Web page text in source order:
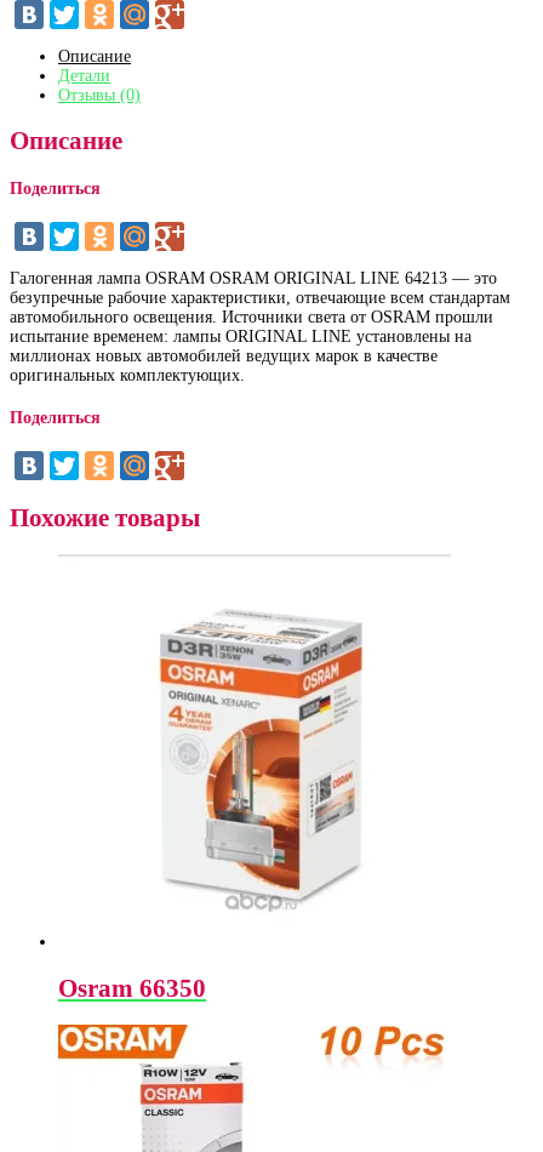
Описание
Детали
Отзывы (0)
Описание
Поделиться
Галогенная лампа OSRAM OSRAM ORIGINAL LINE 64213 — это
безупречные рабочие характеристики, отвечающие всем стандартам
автомобильного освещения. Источники света от OSRAM прошли
испытание временем: лампы ORIGINAL LINE установлены на
миллионах новых автомобилей ведущих марок в качестве
оригинальных комплектующих.
Поделиться
Похожие товары
Osram 66350